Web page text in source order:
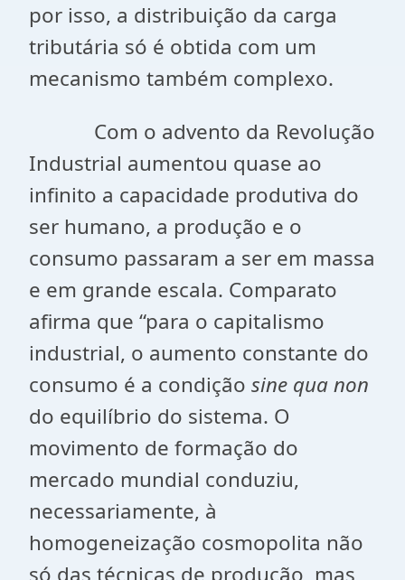
por isso, a distribuição da carga
tributária só é obtida com um
mecanismo também complexo.
Com o advento da Revolução
Industrial aumentou quase ao
infinito a capacidade produtiva do
ser humano, a produção e o
consumo passaram a ser em massa
e em grande escala. Comparato
afirma que “para o capitalismo
industrial, o aumento constante do
consumo é a condição sine qua non
do equilíbrio do sistema. O
movimento de formação do
mercado mundial conduziu,
necessariamente, à
homogeneização cosmopolita não
só das técnicas de produção, mas